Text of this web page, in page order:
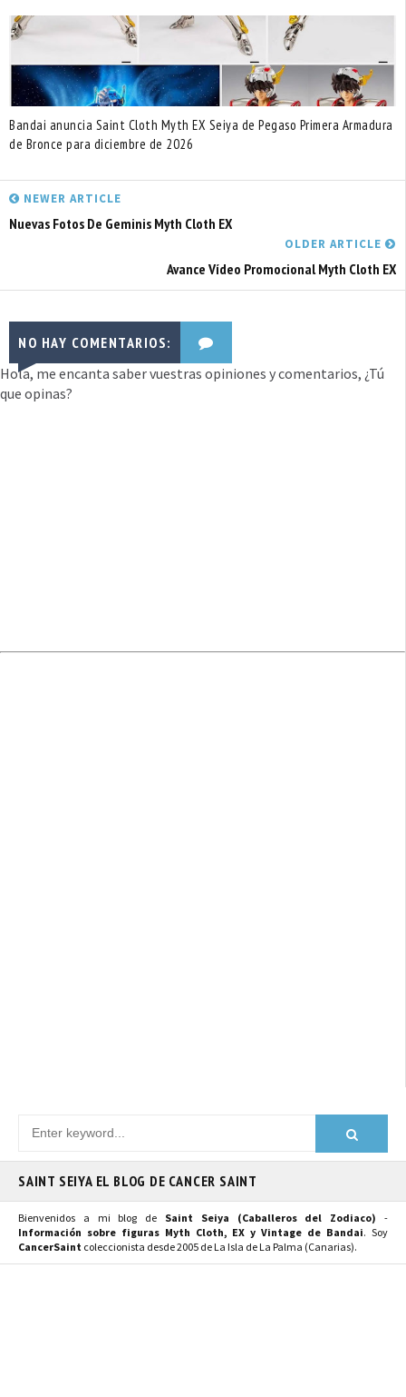
Bandai anuncia Saint Cloth Myth EX Seiya de Pegaso Primera Armadura
de Bronce para diciembre de 2026
NEWER ARTICLE
Nuevas Fotos De Geminis Myth Cloth EX
OLDER ARTICLE
Avance Vídeo Promocional Myth Cloth EX
NO HAY COMENTARIOS:
Hola, me encanta saber vuestras opiniones y comentarios, ¿Tú
que opinas?
SAINT SEIYA EL BLOG DE CANCER SAINT
Bienvenidos a mi blog de Saint Seiya (Caballeros del Zodiaco) -
Información sobre figuras Myth Cloth, EX y Vintage de Bandai. Soy
CancerSaint coleccionista desde 2005 de La Isla de La Palma (Canarias).